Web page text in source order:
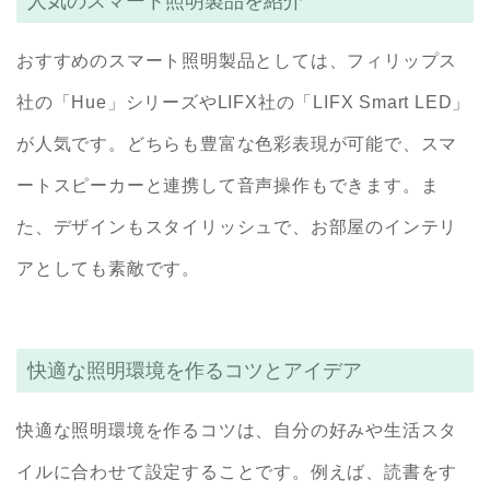
おすすめのスマート照明製品としては、フィリップス
社の「Hue」シリーズやLIFX社の「LIFX Smart LED」
が人気です。どちらも豊富な色彩表現が可能で、スマ
ートスピーカーと連携して音声操作もできます。ま
た、デザインもスタイリッシュで、お部屋のインテリ
アとしても素敵です。
快適な照明環境を作るコツとアイデア
快適な照明環境を作るコツは、自分の好みや生活スタ
イルに合わせて設定することです。例えば、読書をす